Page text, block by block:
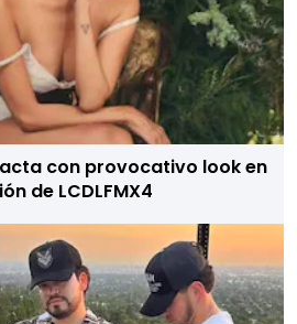
con provocativo look en
de LCDLFMX4